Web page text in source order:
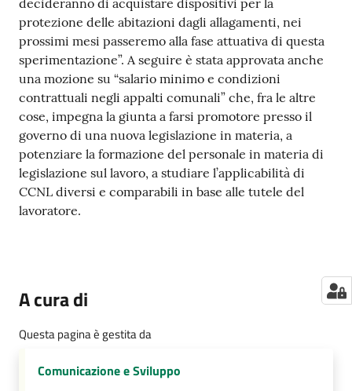
decideranno di acquistare dispositivi per la
protezione delle abitazioni dagli allagamenti, nei
prossimi mesi passeremo alla fase attuativa di questa
sperimentazione”. A seguire è stata approvata anche
una mozione su “salario minimo e condizioni
contrattuali negli appalti comunali” che, fra le altre
cose, impegna la giunta a farsi promotore presso il
governo di una nuova legislazione in materia, a
potenziare la formazione del personale in materia di
legislazione sul lavoro, a studiare l’applicabilità di
CCNL diversi e comparabili in base alle tutele del
lavoratore.
A cura di
Questa pagina è gestita da
Comunicazione e Sviluppo